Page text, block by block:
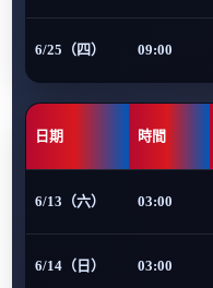
6/25（四） 09:00
日期 時間
6/13（六） 03:00
6/14（日） 03:00